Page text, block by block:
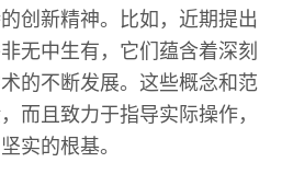
创新精神。比如，近期提出
无中生有，它们蕴含着深刻
的不断发展。这些概念和范
而且致力于指导实际操作，
实的根基。